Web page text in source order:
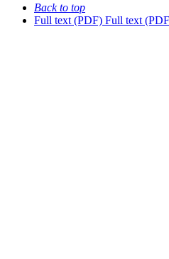
Back to top
Full text (PDF) Full text